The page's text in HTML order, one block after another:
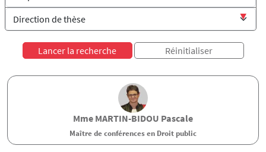
Mme MARTIN-BIDOU Pascale
Maître de conférences en Droit public